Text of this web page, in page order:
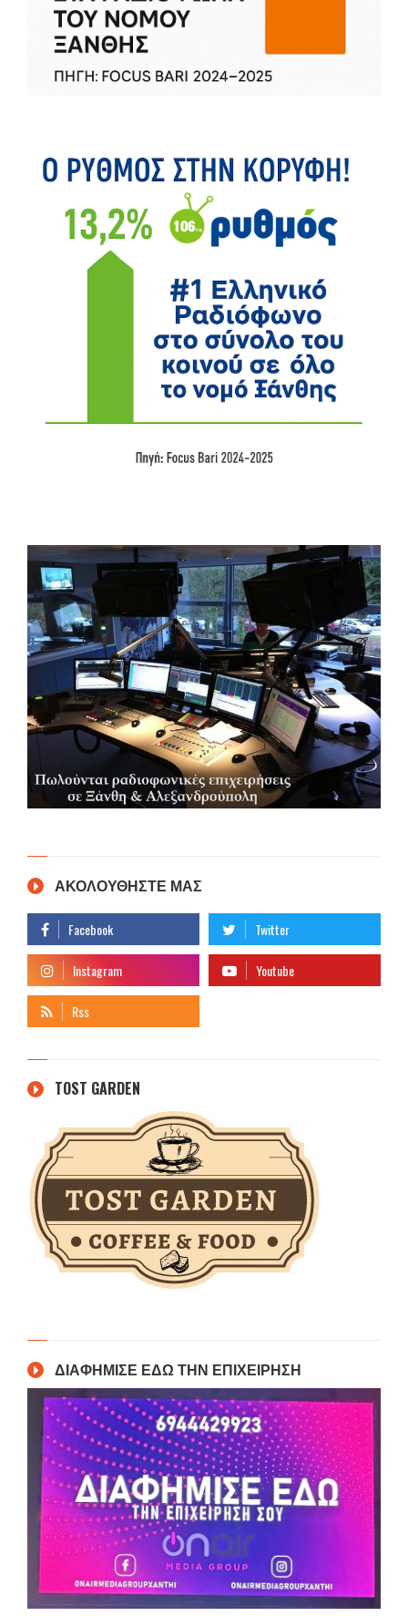
ΑΚΟΛΟΥΘΗΣΤΕ ΜΑΣ
TOST GARDEN
ΔΙΑΦΗΜΙΣΕ ΕΔΩ ΤΗΝ ΕΠΙΧΕΙΡΗΣΗ